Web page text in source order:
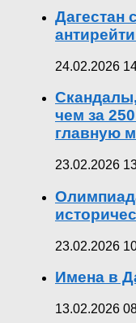
Дагестан
24.02.2026
чем за
главную
23.02.2026
23.02.2026
Имена в
13.02.2026